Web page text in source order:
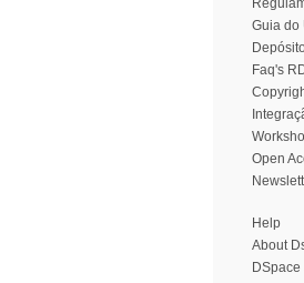
Guia do
Faq's
Open
Help
About
DSpace